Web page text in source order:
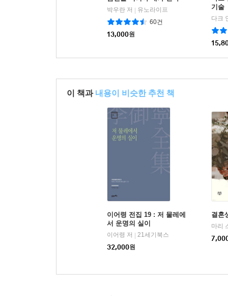
박우란 저
유노라이프
60건
13,000원
기술
다크
이 책과 내용이 비슷한 추천 책
이어령 전집 19 : 저 물레에
서 운명의 실이
이어령 저
21세기북스
32,000원
결혼
마리